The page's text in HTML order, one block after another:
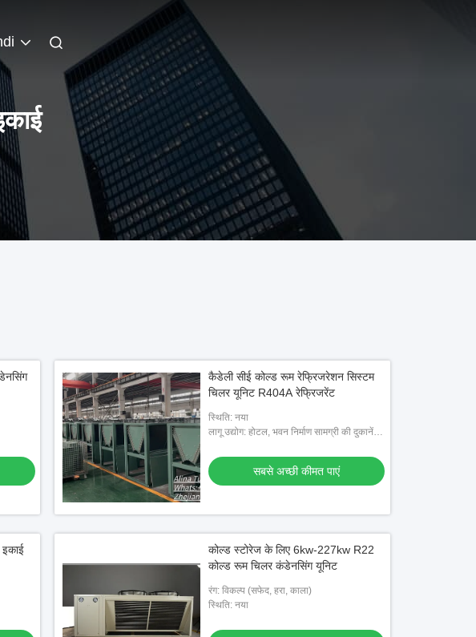
कैडेली सीई कोल्ड रूम रेफ्रिजरेशन सिस्टम
चिलर यूनिट R404A रेफ्रिजरेंट
स्थिति: नया
लागू उद्योग: होटल, भवन निर्माण सामग्री की दुकानें,
खेत, घरेलू उपय
सबसे अच्छी कीमत पाएं
कोल्ड स्टोरेज के लिए 6kw-227kw R22
कोल्ड रूम चिलर कंडेनसिंग यूनिट
रंग: विकल्प (सफेद, हरा, काला)
स्थिति: नया